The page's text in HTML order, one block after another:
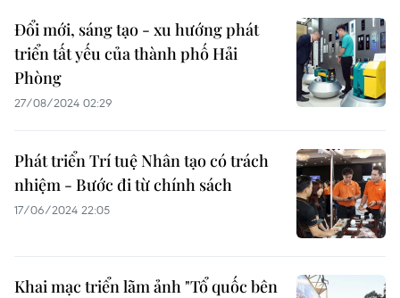
Đổi mới, sáng tạo - xu hướng phát
triển tất yếu của thành phố Hải
Phòng
27/08/2024 02:29
Phát triển Trí tuệ Nhân tạo có trách
nhiệm - Bước đi từ chính sách
17/06/2024 22:05
​Khai mạc triển lãm ảnh "Tổ quốc bên